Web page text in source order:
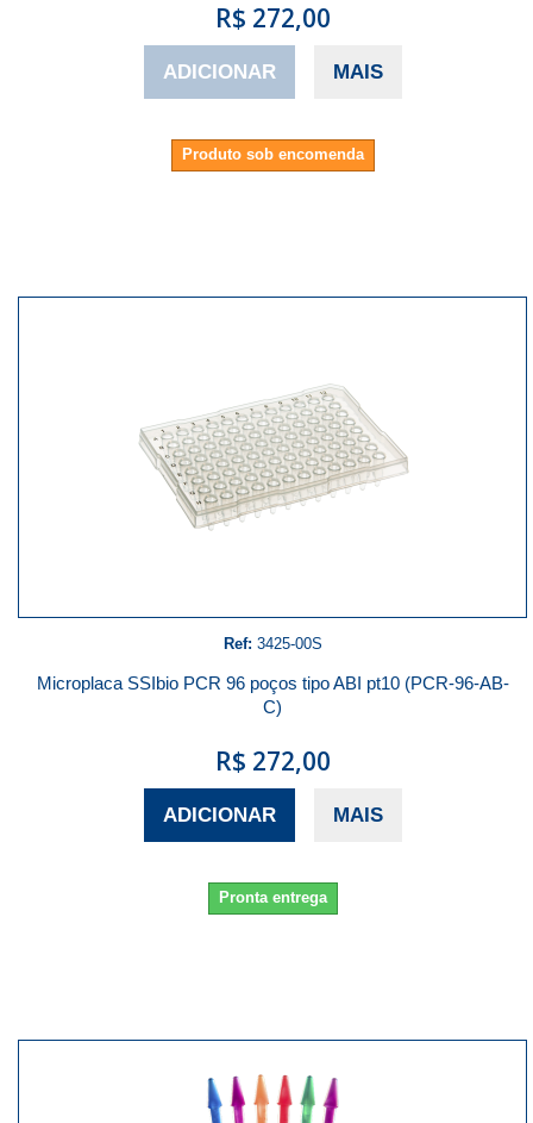
R$ 272,00
ADICIONAR MAIS
Produto sob encomenda
Ref: 3425-00S
Microplaca SSIbio PCR 96 poços tipo ABI pt10 (PCR-96-AB-
C)
R$ 272,00
ADICIONAR MAIS
Pronta entrega